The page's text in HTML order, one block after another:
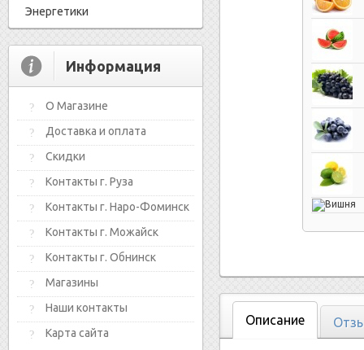
Энергетики
Информация
О Магазине
Доставка и оплата
Скидки
Контакты г. Руза
Контакты г. Наро-Фоминск
Контакты г. Можайск
Контакты г. Обнинск
Магазины
Наши контакты
Карта сайта
Описание